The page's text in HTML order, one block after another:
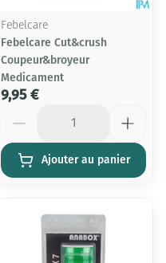
Febelcare
Febelcare Cut&crush
Coupeur&broyeur
Medicament
9,95 €
Ajouter au panier